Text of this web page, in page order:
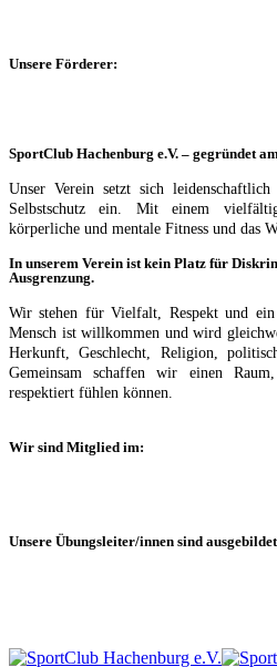
Unsere Förderer:
SportClub Hachenburg e.V. – gegründet
Unser Verein setzt sich
Selbstschutz ein. Mit einem
körperliche und mentale Fitness und das
In unserem Verein ist kein Platz für
Ausgrenzung.
Wir stehen für Vielfalt, Respekt und ein
Mensch ist willkommen und wird
Herkunft, Geschlecht, Religion,
Gemeinsam schaffen wir einen
respektiert fühlen können.
Wir sind Mitglied im:
Unsere Übungsleiter/innen sind